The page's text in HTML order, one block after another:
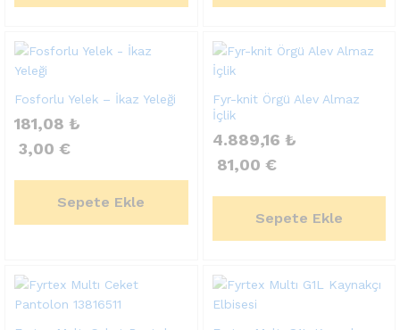
Fosforlu Yelek – İkaz Yeleği
181,08 ₺
3,00 €
Sepete Ekle
Fyr-knit Örgü Alev Almaz
İçlik
4.889,16 ₺
81,00 €
Sepete Ekle